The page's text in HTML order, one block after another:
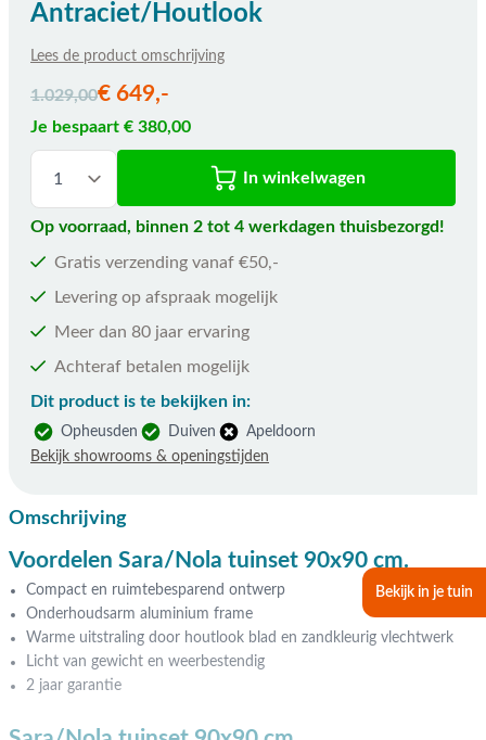
Bekijk in je tuin
Antraciet/Houtlook
Lees de product omschrijving
1.029,00€ 649,-
Je bespaart € 380,00
In winkelwagen
Op voorraad, binnen 2 tot 4 werkdagen thuisbezorgd!
Gratis verzending vanaf €50,-
Levering op afspraak mogelijk
Meer dan 80 jaar ervaring
Achteraf betalen mogelijk
Dit product is te bekijken in:
Opheusden Duiven
Apeldoorn
Bekijk showrooms & openingstijden
Omschrijving
Voordelen Sara/Nola tuinset 90x90 cm.
Compact en ruimtebesparend ontwerp
Onderhoudsarm aluminium frame
Warme uitstraling door houtlook blad en zandkleurig vlechtwerk
Licht van gewicht en weerbestendig
2 jaar garantie